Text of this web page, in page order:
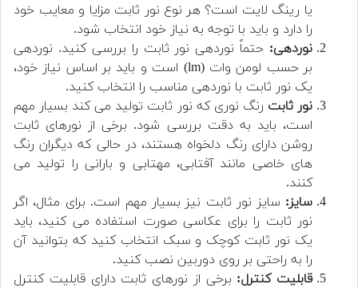
یا رینگ لایت است؟ هر نوع نور ثابت مزایا و معایب خود
را دارد و باید با توجه به نیاز خود انتخاب شود.
نوردهی: حتماً نوردهی نور ثابت را بررسی کنید. نوردهی
بر حسب لومن وات (lm) است و باید بر اساس نیاز خود،
یک نور ثابت با نوردهی مناسب را انتخاب کنید.
نور ثابت رنگ نوری که نور ثابت تولید می کند بسیار مهم
است، باید به دقت بررسی شود. برخی از نورهای ثابت
روشن دارای رنگ دلخواه هستند، در حالی که دیگران رنگ
های خاصی مانند آفتابی، مهتابی و بارانی را تولید می
کنند.
سایز: سایز نور ثابت نیز بسیار مهم است. برای مثال، اگر
نور ثابت را برای عکاسی صورت استفاده می کنید، باید
یک نور ثابت کوچک و سبک انتخاب کنید که بتوانید آن
را به راحتی بر روی دوربین نصب کنید.
قابلیت کنترل: برخی از نورهای ثابت دارای قابلیت کنترل